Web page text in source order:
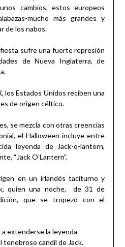
cambios, estos europeos
mucho más grandes y
de los nabos.
sufre una fuerte represión
de Nueva Inglaterra, de
los Estados Unidos reciben una
de origen céltico.
se mezcla con otras creencias
el Halloween incluye entre
leyenda de Jack-o-lantern,
“Jack O’Lantern”.
en un irlandés taciturno y
quien una noche, de 31 de
que se tropezó con el
extenderse la leyenda
tenebroso candil de Jack.